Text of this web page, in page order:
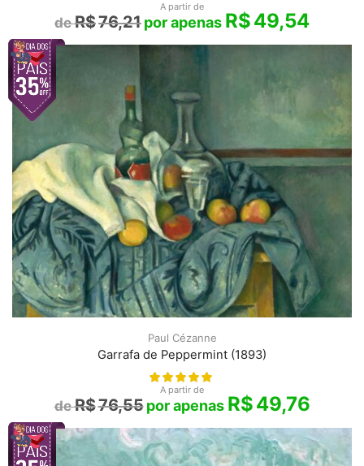
A partir de
R$76,21 R$49,54
Paul Cézanne
Garrafa de Peppermint (1893)
A partir de
R$76,55 R$49,76